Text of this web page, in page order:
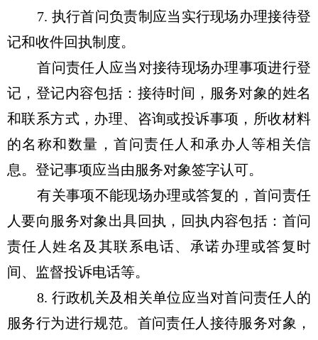
7. 执行首问负责制应当实行现场办理接待登
记和收件回执制度。
首问责任人应当对接待现场办理事项进行登
记，登记内容包括：接待时间，服务对象的姓名
和联系方式，办理、咨询或投诉事项，所收材料
的名称和数量，首问责任人和承办人等相关信
息。登记事项应当由服务对象签字认可。
有关事项不能现场办理或答复的，首问责任
人要向服务对象出具回执，回执内容包括：首问
责任人姓名及其联系电话、承诺办理或答复时
间、监督投诉电话等。
8. 行政机关及相关单位应当对首问责任人的
服务行为进行规范。首问责任人接待服务对象，